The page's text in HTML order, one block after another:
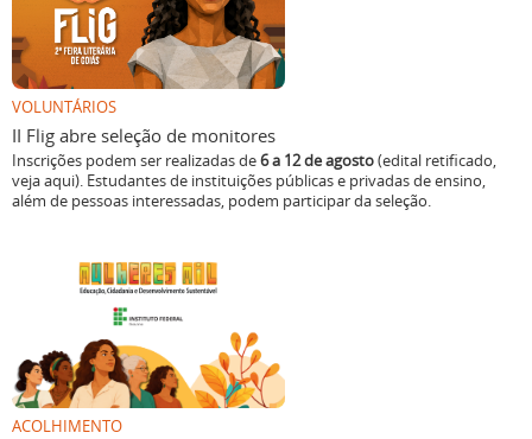
VOLUNTÁRIOS
II Flig abre seleção de monitores
Inscrições podem ser realizadas de6 a 12 de agosto(edital retificado,
veja aqui). Estudantes de instituições públicas e privadas de ensino,
além de pessoas interessadas, podem participar da seleção.
ACOLHIMENTO